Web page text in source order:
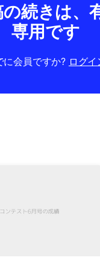
続きは、
専用です
に会員ですか? ログイ